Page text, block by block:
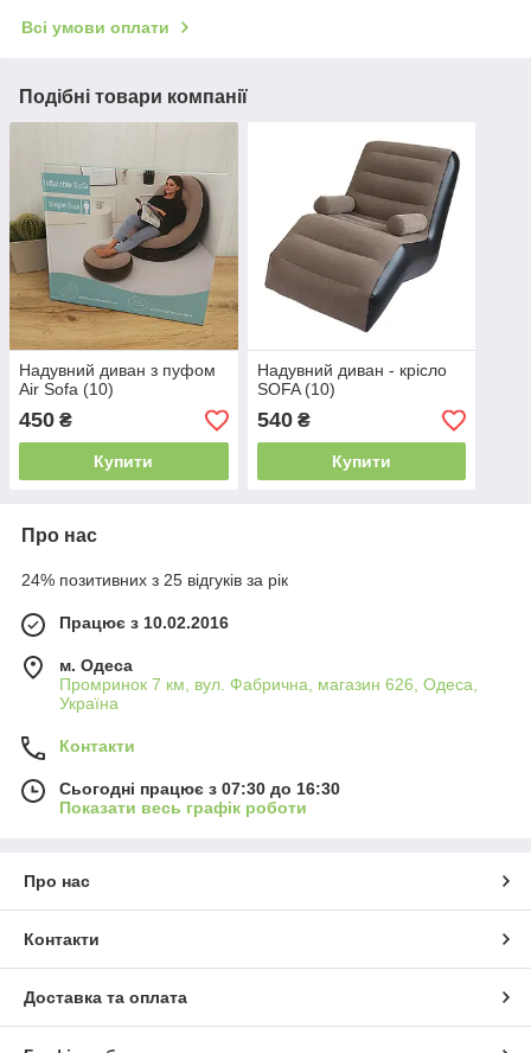
Всі умови оплати
Подібні товари компанії
Надувний диван з пуфом
Air Sofa (10)
450 ₴
Купити
Надувний диван - крісло
SOFA (10)
540₴
Купити
Про нас
24% позитивних з 25 відгуків за рік
Працює з 10.02.2016
м. Одеса
Промринок 7 км, вул. Фабрична, магазин 626, Одеса,
Україна
Контакти
Сьогодні працює з 07:30 до 16:30
Показати весь графік роботи
Про нас
Контакти
Доставка та оплата